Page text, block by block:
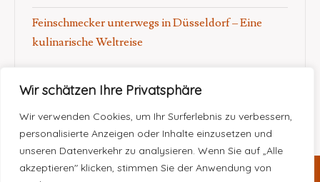
Wir schätzen Ihre Privatsphäre
Wir verwenden Cookies, um Ihr Surferlebnis zu verbessern,
personalisierte Anzeigen oder Inhalte einzusetzen und
unseren Datenverkehr zu analysieren. Wenn Sie auf „Alle
akzeptieren" klicken, stimmen Sie der Anwendung von
Feinschmecker unterwegs in Düsseldorf – Eine
kulinarische Weltreise